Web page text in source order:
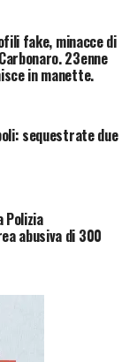
fake, minacce di
23enne
in manette.
sequestrate due
abusiva di 300